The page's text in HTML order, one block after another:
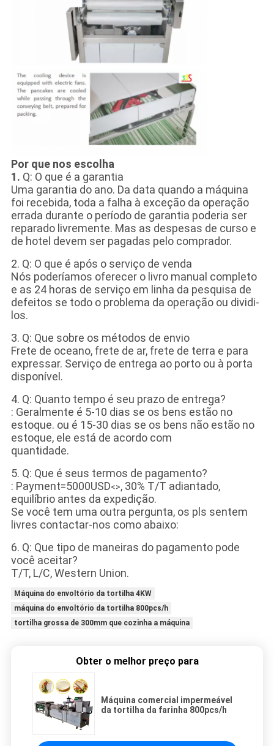
Por que nos escolha
1. Q: O que é a garantia
Uma garantia do ano. Da data quando a máquina
foi recebida, toda a falha à exceção da operação
errada durante o período de garantia poderia ser
reparado livremente. Mas as despesas de curso e
de hotel devem ser pagadas pelo comprador.
2. Q: O que é após o serviço de venda
Nós poderíamos oferecer o livro manual completo
e as 24 horas de serviço em linha da pesquisa de
defeitos se todo o problema da operação ou dividi-
los.
3. Q: Que sobre os métodos de envio
Frete de oceano, frete de ar, frete de terra e para
expressar. Serviço de entrega ao porto ou à porta
disponível.
4. Q: Quanto tempo é seu prazo de entrega?
: Geralmente é 5-10 dias se os bens estão no
estoque. ou é 15-30 dias se os bens não estão no
estoque, ele está de acordo com
quantidade.
5. Q: Que é seus termos de pagamento?
: Payment=5000USD<>, 30% T/T adiantado,
equilíbrio antes da expedição.
Se você tem uma outra pergunta, os pls sentem
livres contactar-nos como abaixo:
6. Q: Que tipo de maneiras do pagamento pode
você aceitar?
T/T, L/C, Western Union.
Máquina do envoltório da tortilha 4KW
máquina do envoltório da tortilha 800pcs/h
tortilha grossa de 300mm que cozinha a máquina
Obter o melhor preço para
Máquina comercial impermeável
da tortilha da farinha 800pcs/h